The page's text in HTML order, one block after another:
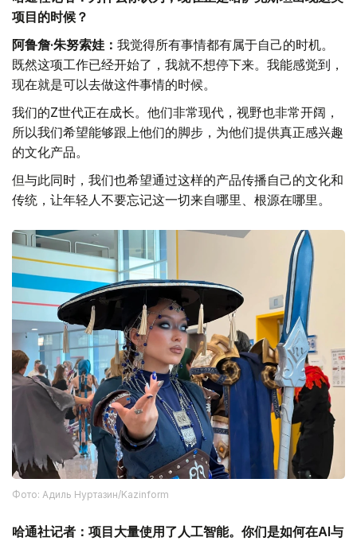
项目的时候？
阿鲁詹·朱努索娃： 我觉得所有事情都有属于自己的时机。
既然这项工作已经开始了，我就不想停下来。我能感觉到，
现在就是可以去做这件事情的时候。
我们的Z世代正在成长。他们非常现代，视野也非常开阔，
所以我们希望能够跟上他们的脚步，为他们提供真正感兴趣
的文化产品。
但与此同时，我们也希望通过这样的产品传播自己的文化和
传统，让年轻人不要忘记这一切来自哪里、根源在哪里。
Фото: Адиль Нуртазин/Kazinform
哈通社记者：项目大量使用了人工智能。你们是如何在AI与